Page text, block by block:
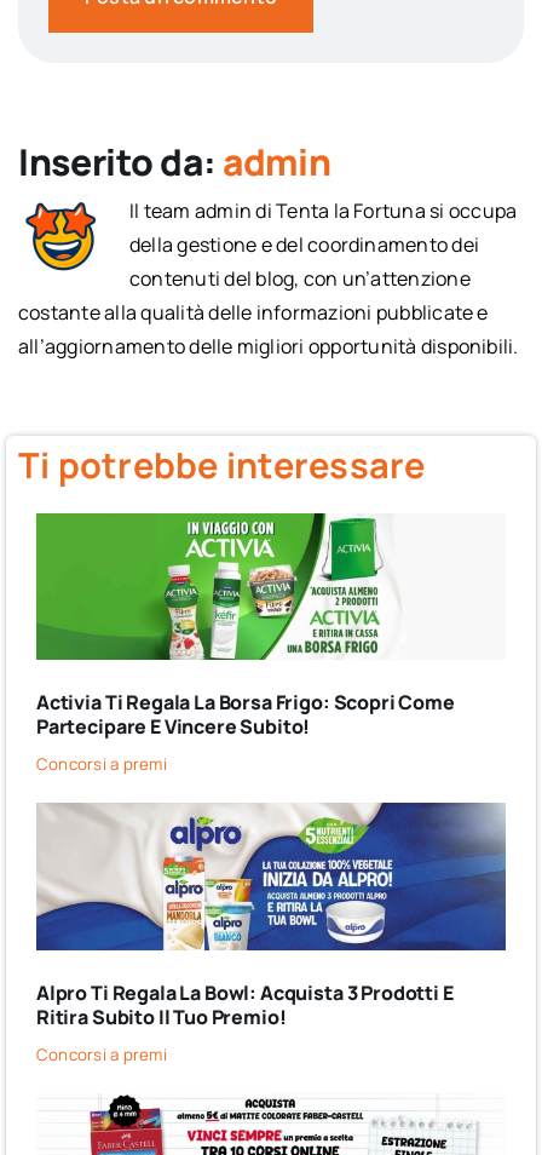
Inserito da: admin
Il team admin di Tenta la Fortuna si occupa
della gestione e del coordinamento dei
contenuti del blog, con un’attenzione
costante alla qualità delle informazioni pubblicate e
all’aggiornamento delle migliori opportunità disponibili.
Ti potrebbe interessare
Activia Ti Regala La Borsa Frigo: Scopri Come
Partecipare E Vincere Subito!
Concorsi a premi
Alpro Ti Regala La Bowl: Acquista 3 Prodotti E
Ritira Subito Il Tuo Premio!
Concorsi a premi